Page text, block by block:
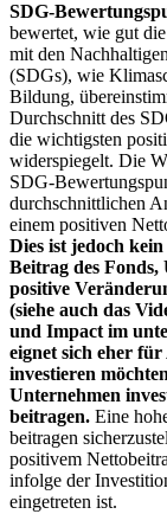
SDG-
bewertet, wie gut
mit den
(SDGs), wie
Bildung,
Durchschnitt des
die wichtigsten
widerspiegelt. Die
SDG-
durchschnittlichen
einem positiven
Dies ist jedoch
Beitrag des
positive
(siehe auch das
und Impact im
eignet sich eher
investieren
Unternehmen
beitragen. Eine
beitragen
positivem
infolge der
eingetreten ist.